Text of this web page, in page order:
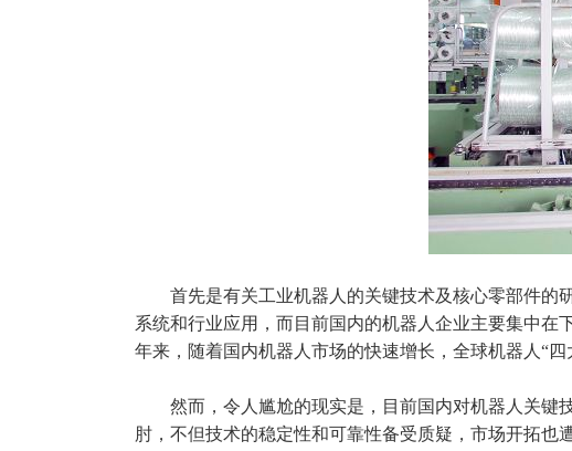
首先是有关工业机器人 的关键技术及核心零部件的
系统和行业应用，而目前国内的机器人企业主要集中
年来，随着国内机器人市场的快速增长，全球机器人“
然而，令人尴尬的现实是，目前国内对机器人关键
肘，不但技术的稳定性和可靠性备受质疑，市场开拓